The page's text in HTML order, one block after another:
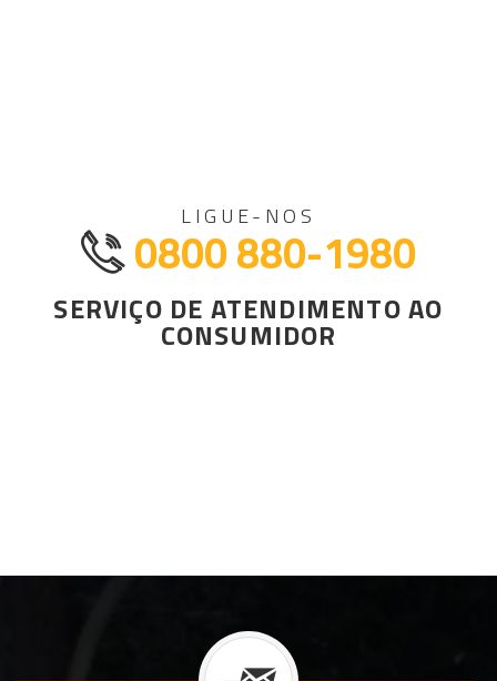
LIGUE-NOS
0800 880-1980
SERVIÇO DE ATENDIMENTO AO
CONSUMIDOR